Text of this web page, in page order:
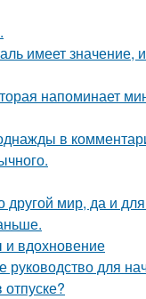
имеет значение,
напоминает
в
мир, да и
и вдохновение
руководство для